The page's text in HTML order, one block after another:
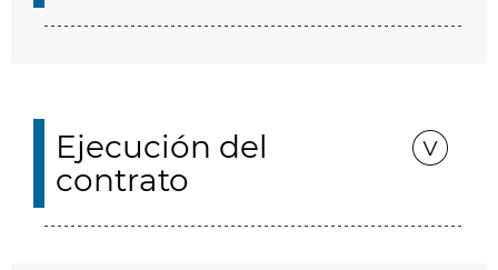
Ejecución del
contrato